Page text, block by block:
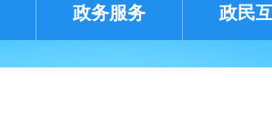
政务服务 政民